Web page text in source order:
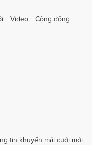
Video Cộng đồng
tin khuyến mãi cưới mới